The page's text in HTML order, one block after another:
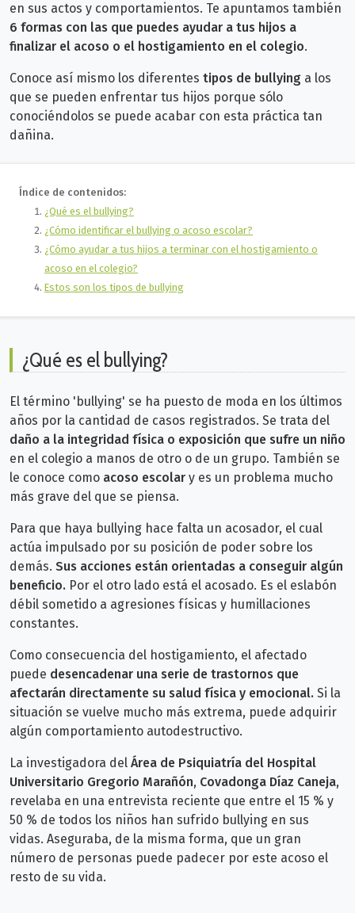
en sus actos y comportamientos. Te apuntamos también
6 formas con las que puedes ayudar a tus hijos a
finalizar el acoso o el hostigamiento en el colegio.
Conoce así mismo los diferentes tipos de bullying a los
que se pueden enfrentar tus hijos porque sólo
conociéndolos se puede acabar con esta práctica tan
dañina.
Índice de contenidos:
¿Qué es el bullying?
¿Cómo identificar el bullying o acoso escolar?
¿Cómo ayudar a tus hijos a terminar con el hostigamiento o
acoso en el colegio?
Estos son los tipos de bullying
¿Qué es el bullying?
El término 'bullying' se ha puesto de moda en los últimos
años por la cantidad de casos registrados. Se trata del
daño a la integridad física o exposición que sufre un niño
en el colegio a manos de otro o de un grupo. También se
le conoce como acoso escolar y es un problema mucho
más grave del que se piensa.
Para que haya bullying hace falta un acosador, el cual
actúa impulsado por su posición de poder sobre los
demás. Sus acciones están orientadas a conseguir algún
beneficio. Por el otro lado está el acosado. Es el eslabón
débil sometido a agresiones físicas y humillaciones
constantes.
Como consecuencia del hostigamiento, el afectado
puede desencadenar una serie de trastornos que
afectarán directamente su salud física y emocional. Si la
situación se vuelve mucho más extrema, puede adquirir
algún comportamiento autodestructivo.
La investigadora del Área de Psiquiatría del Hospital
Universitario Gregorio Marañón, Covadonga Díaz Caneja,
revelaba en una entrevista reciente que entre el 15 % y
50 % de todos los niños han sufrido bullying en sus
vidas. Aseguraba, de la misma forma, que un gran
número de personas puede padecer por este acoso el
resto de su vida.